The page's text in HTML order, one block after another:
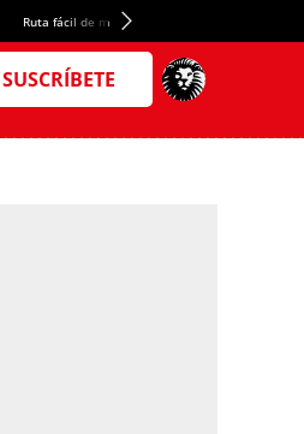
Ruta fácil de montaña